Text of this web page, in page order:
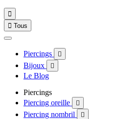

 Tous
Piercings 
Bijoux 
Le Blog
Piercings
Piercing oreille

Piercing nombril 